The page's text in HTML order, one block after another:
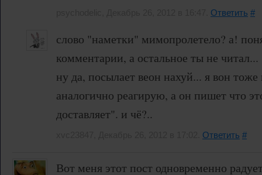
Ответить #
слово "наметки" мимопролетело? а!
комментарии, а остальное ты не читал...
ну да, посылает веон нахуй... я вон тоже
аналогично реагирую, а он пишет что
доставляет". и чё?..
Ответить #
Вот меня этот пост одновременно